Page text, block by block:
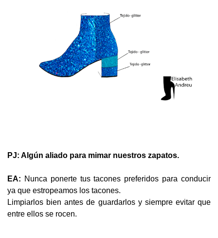
PJ: Algún aliado para mimar nuestros zapatos.
EA: Nunca ponerte tus tacones preferidos para conducir
ya que estropeamos los tacones.
Limpiarlos bien antes de guardarlos y siempre evitar que
entre ellos se rocen.